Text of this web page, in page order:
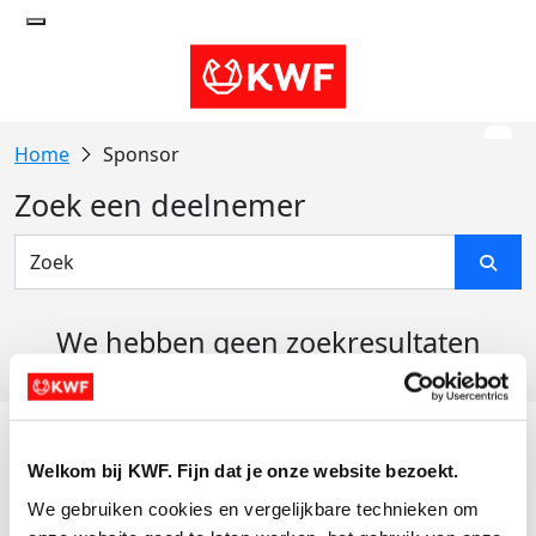
Welkom bij KWF. Fijn dat je onze website bezoekt.
We gebruiken cookies en vergelijkbare technieken om
Sponsor
Zoek een deelnemer
We hebben geen zoekresultaten
Actiematerialen
Evenementen